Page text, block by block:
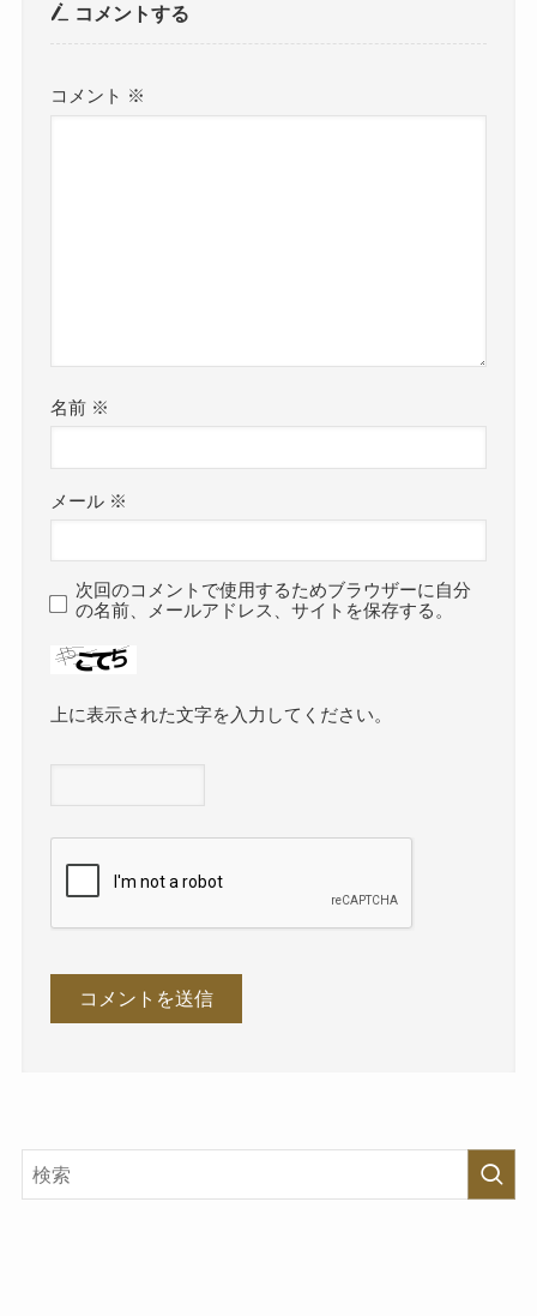
コメントする
コメント ※
名前 ※
メール ※
次回のコメントで使用するためブラウザーに自分
の名前、メールアドレス、サイトを保存する。
上に表示された文字を入力してください。